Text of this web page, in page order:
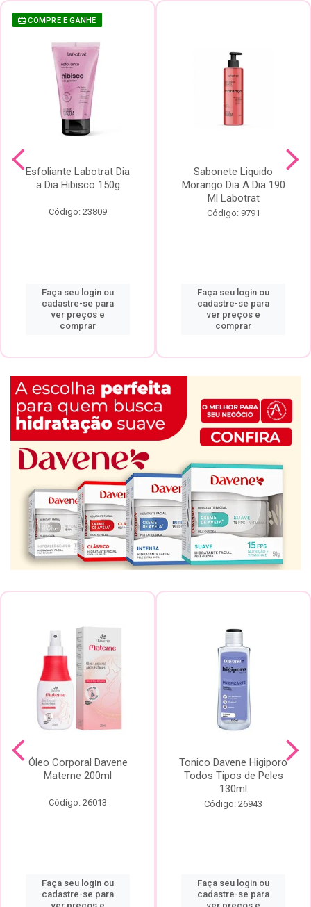
COMPRE E GANHE
Esfoliante Labotrat Dia
a Dia Hibisco 150g
Código: 23809
Faça seu login ou
cadastre-se para
ver preços e
comprar
Sabonete Liquido
Morango Dia A Dia 190
Ml Labotrat
Código: 9791
Faça seu login ou
cadastre-se para
ver preços e
comprar
Óleo Corporal Davene
Materne 200ml
Código: 26013
Faça seu login ou
cadastre-se para
Tonico Davene Higiporo
Todos Tipos de Peles
130ml
Código: 26943
Faça seu login ou
cadastre-se para